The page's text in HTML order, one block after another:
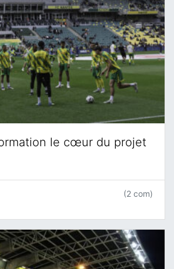
le cœur du projet
(2 com)